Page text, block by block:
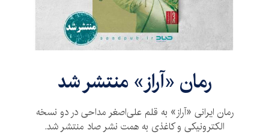
رمان «آراز» منتشر شد
رمان ایرانی «آراز» به قلم علی‌اصغر مداحی در دو نسخه‌
الکترونیکی و کاغذی به همت نشر صاد منتشر شد.